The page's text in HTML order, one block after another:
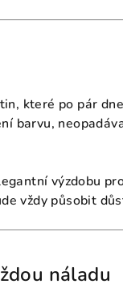
které po pár
barvu,
výzdobu
vždy působit
náladu